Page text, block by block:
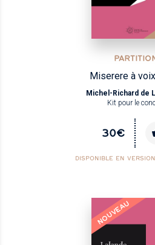
Miserere à
Michel-Richard de
Kit pour le
30€
DISPONIBLE EN
NOUVEAU